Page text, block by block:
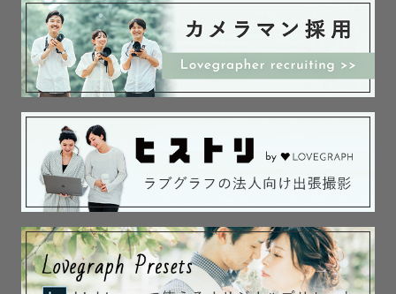
365日24時間いつでもご連絡お待ちしております☺️
※希望日程の予定が△や×の場合でも、撮影可能な場合がご
ざいますのでお気軽にご相談ください。